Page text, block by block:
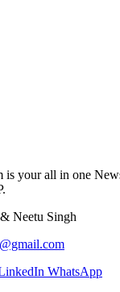
is your all in one
Neetu Singh
WhatsApp